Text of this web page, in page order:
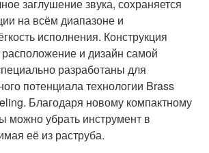
заглушение звука, сохраняется
на всём диапазоне и
исполнения. Конструкция
и дизайн самой
разработаны для
потенциала технологии Brass
Благодаря новому компактному
можно убрать инструмент в
её из раструба.